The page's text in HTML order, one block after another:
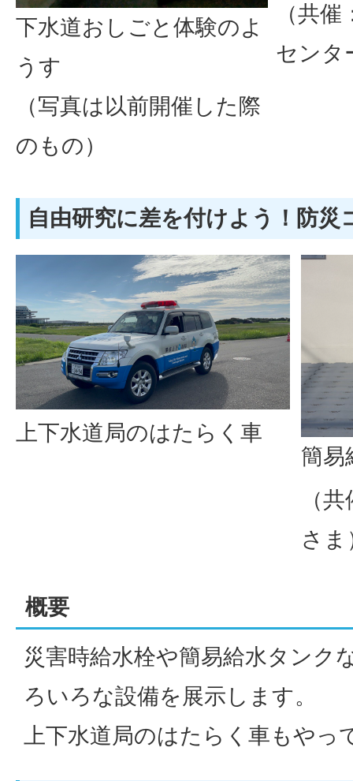
下水道おしごと体験のよ
うす
（写真は以前開催した際
のもの）
（共
センタ
自由研究に差を付けよう！防災
上下水道局のはたらく車
簡易
（
さま
概要
災害時給水栓や簡易給水タンク
ろいろな設備を展示します。
上下水道局のはたらく車もやっ